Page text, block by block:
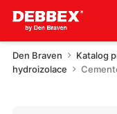
Den Braven Katalog
hydroizolace